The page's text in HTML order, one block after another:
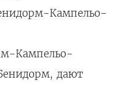
Кампельо-
Кампельо-
дают